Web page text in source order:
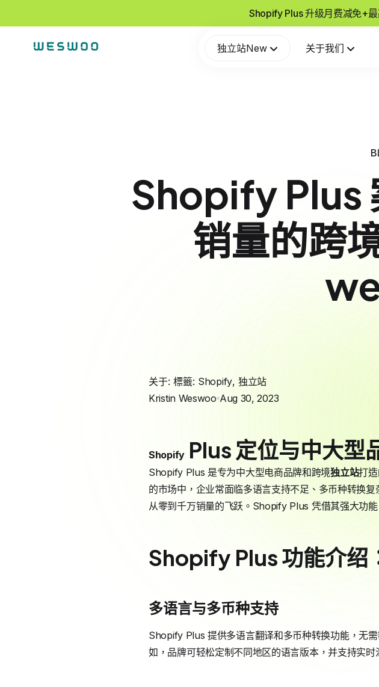
Shopify Plus 升级月费减免+
独立站New 关于我们
Shopify Plus
销量的跨
关于: 標籤: Shopify, 独立站
Kristin Weswoo Aug 30, 2023
ShopifyPlus 定位与中大型
Shopify Plus 是专为中大型电商品牌和跨境独立站打
的市场中，企业常面临多语言支持不足、多币种转换
从零到千万销量的飞跃。Shopify Plus 凭借其强大功
Shopify Plus 功能介绍
多语言与多币种支持
Shopify Plus 提供多语言翻译和多币种转换功能，无
如，品牌可轻松定制不同地区的语言版本，并支持实时